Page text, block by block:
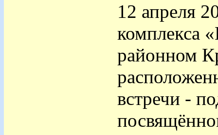
12 апреля
комплекса
районном
встречи -